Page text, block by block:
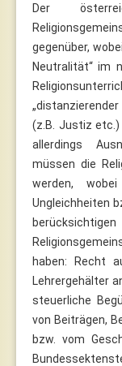
Der
gegenüber,
Neutralität“ im
(z.B. Justiz
allerdings
müssen die
werden,
Ungleichheiten
haben: Recht
Lehrergehälter
steuerliche
von Beiträgen,
bzw. vom